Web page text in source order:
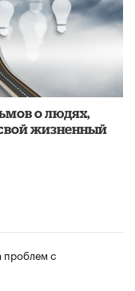
о людях,
жизненный
проблем с